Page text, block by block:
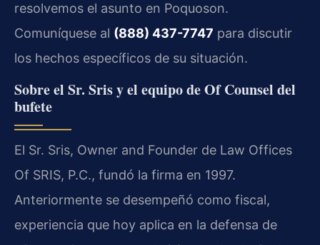
resolvemos el asunto en Poquoson.
Comuníquese al (888) 437-7747 para discutir
los hechos específicos de su situación.
Sobre el Sr. Sris y el equipo de Of Counsel del
bufete
El Sr. Sris, Owner and Founder de Law Offices
Of SRIS, P.C., fundó la firma en 1997.
Anteriormente se desempeñó como fiscal,
experiencia que hoy aplica en la defensa de